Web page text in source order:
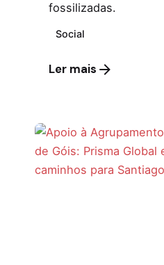
fossilizadas.
Social
Ler mais